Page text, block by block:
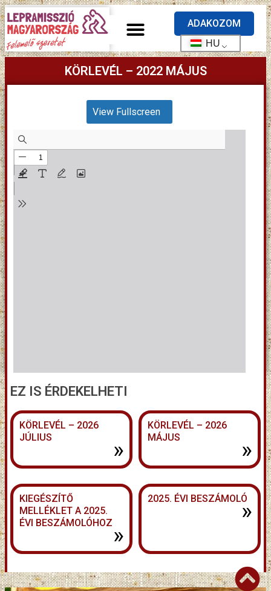
ADAKOZOM
HU
KÖRLEVÉL – 2022 MÁJUS
View Fullscreen
EZ IS ÉRDEKELHETI
KÖRLEVÉL – 2026
JÚLIUS
»
KÖRLEVÉL – 2026
MÁJUS
»
KIEGÉSZÍTŐ
MELLÉKLET A 2025.
ÉVI BESZÁMOLÓHOZ »
2025. ÉVI BESZÁMOLÓ»